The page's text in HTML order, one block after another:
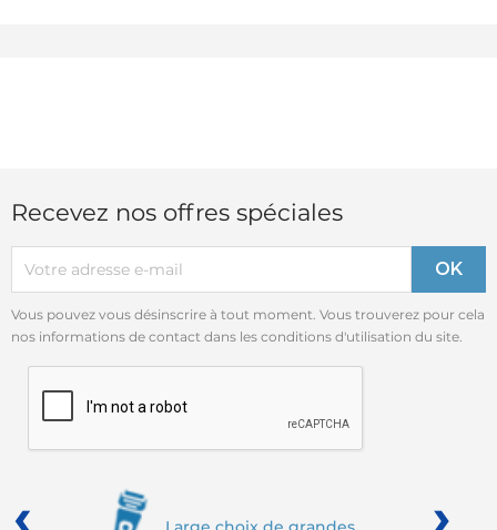
Recevez nos offres spéciales
Vous pouvez vous désinscrire à tout moment. Vous trouverez pour cela
nos informations de contact dans les conditions d'utilisation du site.
‹ ›